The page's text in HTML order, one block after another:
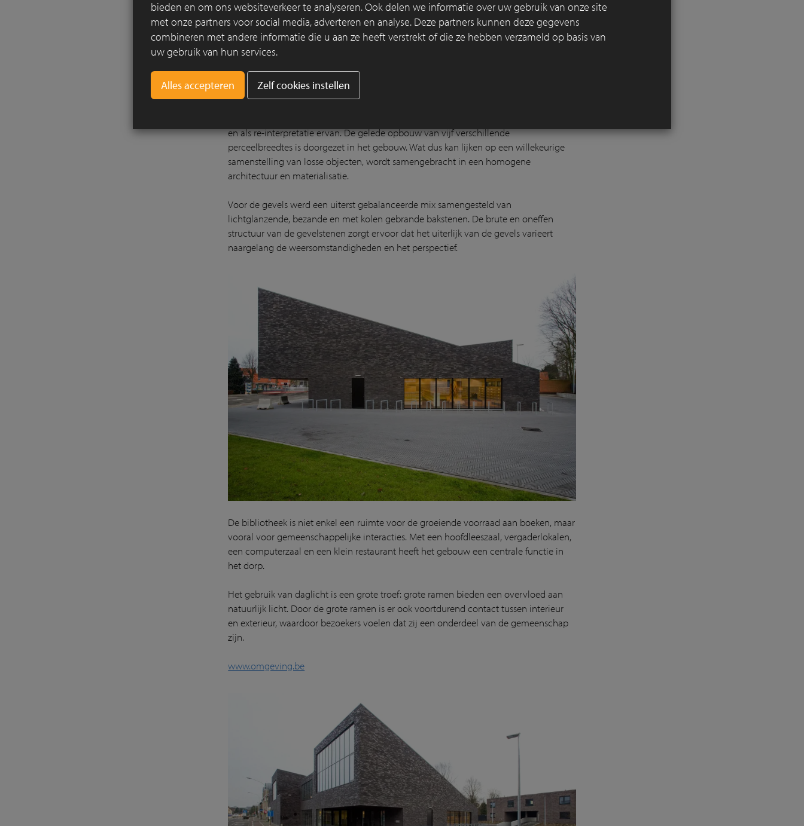
en als re-interpretatie ervan. De gelede opbouw van vijf verschillende
perceelbreedtes is doorgezet in het gebouw. Wat dus kan lijken op een willekeurige
samenstelling van losse objecten, wordt samengebracht in een homogene
architectuur en materialisatie.
Voor de gevels werd een uiterst gebalanceerde mix samengesteld van
lichtglanzende, bezande en met kolen gebrande bakstenen. De brute en oneffen
structuur van de gevelstenen zorgt ervoor dat het uiterlijk van de gevels varieert
naargelang de weersomstandigheden en het perspectief.
De bibliotheek is niet enkel een ruimte voor de groeiende voorraad aan boeken, maar
vooral voor gemeenschappelijke interacties. Met een hoofdleeszaal, vergaderlokalen,
een computerzaal en een klein restaurant heeft het gebouw een centrale functie in
het dorp.
Het gebruik van daglicht is een grote troef: grote ramen bieden een overvloed aan
natuurlijk licht. Door de grote ramen is er ook voortdurend contact tussen interieur
en exterieur, waardoor bezoekers voelen dat zij een onderdeel van de gemeenschap
zijn.
www.omgeving.be
bieden en om ons websiteverkeer te analyseren. Ook delen we informatie over uw gebruik van onze site
met onze partners voor social media, adverteren en analyse. Deze partners kunnen deze gegevens
combineren met andere informatie die u aan ze heeft verstrekt of die ze hebben verzameld op basis van
uw gebruik van hun services.
Zelf cookies instellen